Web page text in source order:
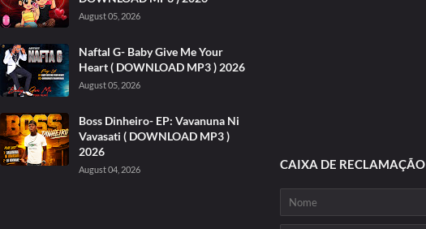
August 05, 2026
Naftal G- Baby Give Me Your
Heart ( DOWNLOAD MP3 ) 2026
August 05, 2026
Boss Dinheiro- EP: Vavanuna Ni
Vavasati ( DOWNLOAD MP3 )
2026
August 04, 2026 CAIXA DE RECLAMAÇÃO